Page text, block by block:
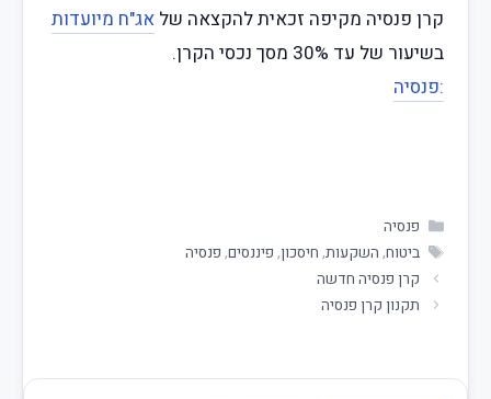
קרן פנסיה מקיפה זכאית להקצאה של אג"ח מיועדות
בשיעור של עד 30% מסך נכסי הקרן.
:פנסיה
פנסיה
ביטוח, השקעות, חיסכון, פיננסים, פנסיה
קרן פנסיה חדשה
תקנון קרן פנסיה